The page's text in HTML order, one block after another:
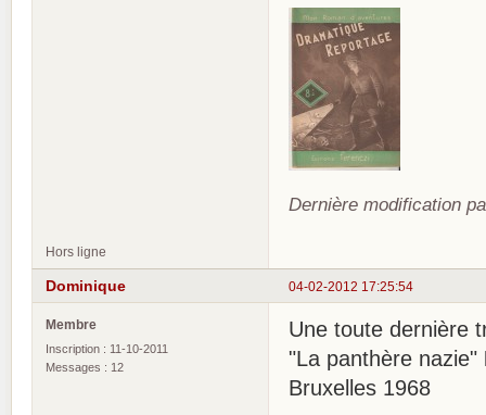
Dernière modification
Hors ligne
04-02-2012 17:25:54
Dominique
Membre
Inscription : 11-10-2011
Messages : 12
Une toute dernière
"La panthère nazie"
Bruxelles 1968